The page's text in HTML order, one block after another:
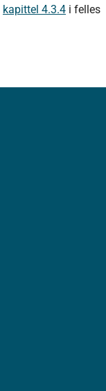
kapittel 4.3.4 i felles